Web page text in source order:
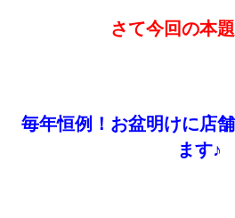
さて今回の本
毎年恒例！お盆明けに店
ます♪